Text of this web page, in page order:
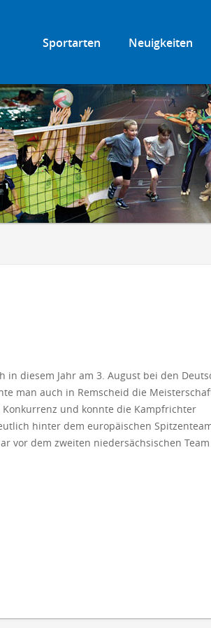
Neuigkeiten
Sportarten
in diesem Jahr am 3. August bei den
man auch in Remscheid die
und konnte die Kampfrichter
hinter dem europäischen
vor dem zweiten niedersächsischen Team